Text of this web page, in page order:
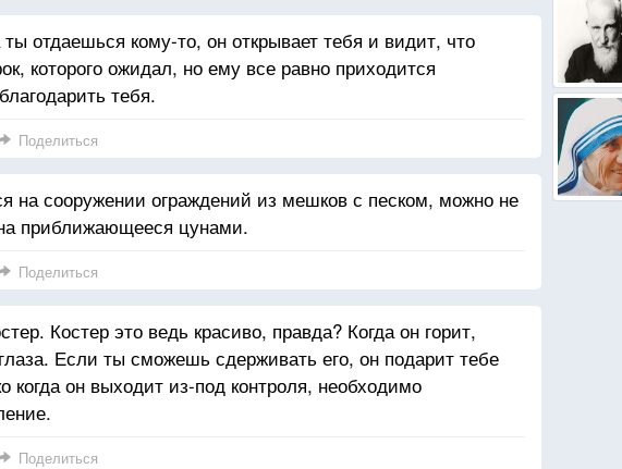
ты отдаешься кому-то, он открывает тебя и видит, что
которого ожидал, но ему все равно приходится
тебя.
Поделиться
на сооружении ограждений из мешков с песком, можно не
приближающееся цунами.
Поделиться
Костер это ведь красиво, правда? Когда он горит,
Если ты сможешь сдерживать его, он подарит тебе
когда он выходит из-под контроля, необходимо
Поделиться